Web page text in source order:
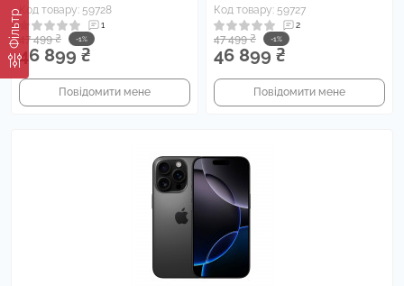
Фільтр Код товару: 59728
1
47 499 ₴ -1%
46 899 ₴
Повідомити мене
Код товару: 59727
2
47 499 ₴ -1%
46 899 ₴
Повідомити мене